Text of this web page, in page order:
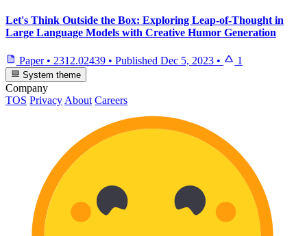
Let's Think Outside the Box: Exploring Leap-of-Thought in
Large Language Models with Creative Humor Generation
Paper • 2312.02439 • Published Dec 5, 2023 • 1
System theme
Company
TOS PrivacyAbout Careers